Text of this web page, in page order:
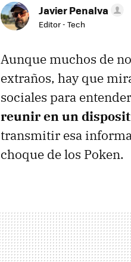
Javier Penalva
Editor - Tech
Aunque muchos de
extraños, hay que
sociales para
reunir en un
transmitir esa
choque de los Poken.